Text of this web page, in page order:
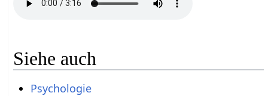
Siehe auch
Psychologie